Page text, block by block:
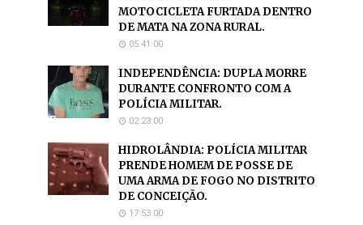
MOTOCICLETA FURTADA DENTRO
DE MATA NA ZONA RURAL.
05:41:00
INDEPENDÊNCIA: DUPLA MORRE
DURANTE CONFRONTO COM A
POLÍCIA MILITAR.
02:23:00
HIDROLÂNDIA: POLÍCIA MILITAR
PRENDE HOMEM DE POSSE DE
UMA ARMA DE FOGO NO DISTRITO
DE CONCEIÇÃO.
17:53:00